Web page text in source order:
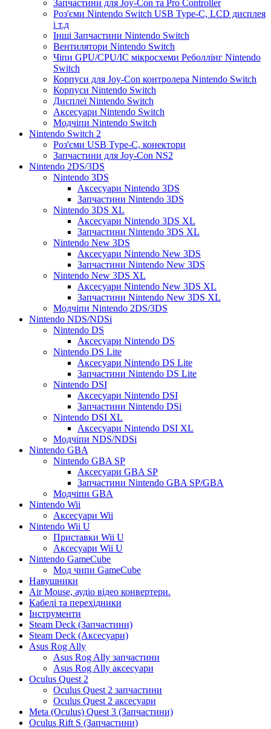
Запчастини для Joy-Con та Pro Controller
Роз'єми Nintendo Switch USB Type-C, LCD дисплея
і т.д
Інші Запчастини Nintendo Switch
Вентилятори Nintendo Switch
Чіпи GPU/CPU/IC мікросхеми Реболлінг Nintendo
Switch
Корпуси для Joy-Con контролера Nintendo Switch
Корпуси Nintendo Switch
Дисплеї Nintendo Switch
Аксесуари Nintendo Switch
Модчіпи Nintendo Switch
Nintendo Switch 2
Роз'єми USB Type-C, конектори
Запчастини для Joy-Con NS2
Nintendo 2DS/3DS
Nintendo 3DS
Аксесуари Nintendo 3DS
Запчастини Nintendo 3DS
Nintendo 3DS XL
Аксесуари Nintendo 3DS XL
Запчастини Nintendo 3DS XL
Nintendo New 3DS
Аксесуари Nintendo New 3DS
Запчастини Nintendo New 3DS
Nintendo New 3DS XL
Аксесуари Nintendo New 3DS XL
Запчастини Nintendo New 3DS XL
Модчіпи Nintendo 2DS/3DS
Nintendo NDS/NDSi
Nintendo DS
Аксесуари Nintendo DS
Nintendo DS Lite
Аксесуари Nintendo DS Lite
Запчастини Nintendo DS Lite
Nintendo DSI
Аксесуари Nintendo DSI
Запчастини Nintendo DSi
Nintendo DSI XL
Аксесуари Nintendo DSI XL
Модчіпи NDS/NDSi
Nintendo GBA
Nintendo GBA SP
Аксесуари GBA SP
Запчастини Nintendo GBA SP/GBA
Модчіпи GBA
Nintendo Wii
Аксесуари Wii
Nintendo Wii U
Приставки Wii U
Аксесуари Wii U
Nintendo GameCube
Мод чипи GameCube
Навушники
Air Mouse, аудіо відео конвертери.
Кабелі та перехідники
Інструменти
Steam Deck (Запчастини)
Steam Deck (Аксесуари)
Asus Rog Ally
Asus Rog Ally запчастини
Asus Rog Ally аксесуари
Oculus Quest 2
Oculus Quest 2 запчастини
Oculus Quest 2 аксесуари
Meta (Oculus) Quest 3 (Запчастини)
Oculus Rift S (Запчастини)